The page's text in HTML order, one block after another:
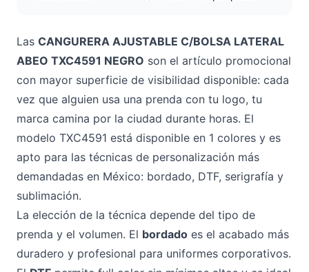
Las CANGURERA AJUSTABLE C/BOLSA LATERAL
ABEO TXC4591 NEGRO son el artículo promocional
con mayor superficie de visibilidad disponible: cada
vez que alguien usa una prenda con tu logo, tu
marca camina por la ciudad durante horas. El
modelo TXC4591 está disponible en 1 colores y es
apto para las técnicas de personalización más
demandadas en México: bordado, DTF, serigrafía y
sublimación.
La elección de la técnica depende del tipo de
prenda y el volumen. El bordado es el acabado más
duradero y profesional para uniformes corporativos.